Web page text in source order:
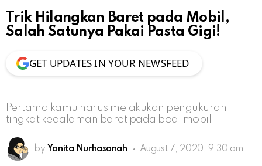
Trik Hilangkan Baret pada Mobil,
Salah Satunya Pakai Pasta Gigi!
GET UPDATES IN YOUR NEWSFEED
Pertama kamu harus melakukan pengukuran
tingkat kedalaman baret pada bodi mobil
by Yanita Nurhasanah August 7, 2020, 9:30 am